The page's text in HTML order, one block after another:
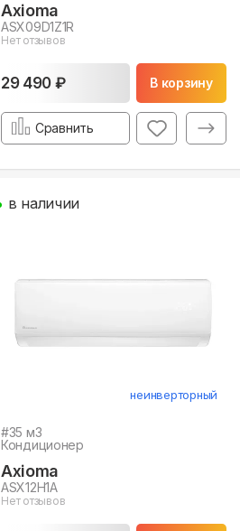
Axioma
ASX09D1Z1R
Нет отзывов
29 490 ₽ В корзину
Сравнить
неинверторный
#35 м3
Кондиционер
Axioma
ASX12H1A
Нет отзывов
в наличии